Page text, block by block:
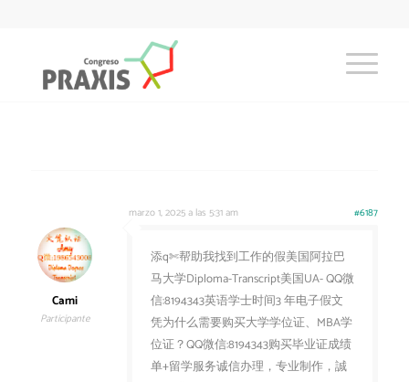
marzo 1, 2025 a las 5:31 am #6187
Cami
Participante
添q✄帮助我找到工作的假美国阿拉巴
马大学Diploma-Transcript美国UA- QQ微
信:8194343英语学士时间3 年电子假文
凭为什么需要购买大学学位证、MBA学
位证？QQ微信:8194343购买毕业证成绩
单+留学服务诚信办理，专业制作，誠